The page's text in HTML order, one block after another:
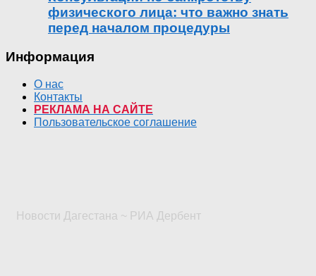
физического лица: что важно знать
перед началом процедуры
Информация
О нас
Контакты
РЕКЛАМА НА САЙТЕ
Пользовательское соглашение
Новости Дагестана ~ РИА Дербент